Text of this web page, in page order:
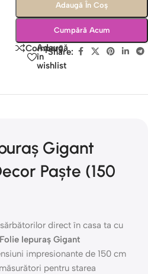
Adaugă În Coș
Cumpără Acum
Compară
Adaugă
în
wishlist
Share:
Gigant
Paște (150
direct în casa ta cu
Iepuraș Gigant
impresionante de 150 cm
pentru starea